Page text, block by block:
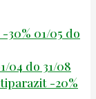
30% 01/05 do
04 do 31/08
-20%